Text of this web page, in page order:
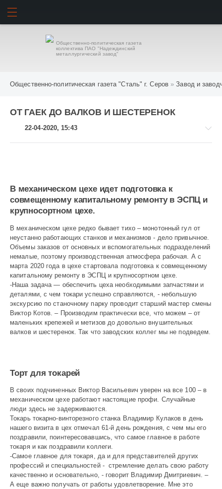
Общественно-политическая газета
коллектива ПАО "Надеждинский
металлургический завод"
Общественно-политическая газета "Сталь" г. Серов »Завод и
ОТ ГАЕК ДО ВАЛКОВ И ШЕСТЕРЕНОК
22-04-2020, 15:43
и
заводчане
1
В механическом цехе идет подготовка к
совмещенному капитальному ремонту в ЭСПЦ и
крупносортном цехе.
В механическом цехе редко бывает тихо – монотонный гул от
неустанно работающих станков и механизмов - дело привычное.
Объемы заказов от основных и вспомогательных подразделений
немалые, поэтому производственная атмосфера рабочая. А с
марта 2020 года в цехе стартовала подготовка к совмещенному
капитальному ремонту в ЭСПЦ и крупносортном цехе.
-Наша задача — обеспечить цеха необходимыми запчастями и
деталями, с чем токари успешно справляются, - небольшую
экскурсию по станочному парку проводит старший мастер смены
Виктор Котов. – Производим практически все, что можем – от
маленьких крепежей и метизов до довольно внушительных
валков и шестеренок. Так что заводских коллег мы не подведем.
Торт для токарей
В своих подчиненных Виктор Васильевич уверен на все 100 – в
механическом цехе работают настоящие профи. Случайные
люди здесь не задерживаются.
Токарь токарно-винторезного станка Владимир Кулаков в день
нашего визита в цех отмечал 61-й день рождения, с чем мы его
поздравили, поинтересовавшись, что самое главное в работе
токаря и как поздравили коллеги.
-Самое главное для токаря, да и для представителей других
профессий и специальностей - стремление делать свою работу
качественно и основательно, - говорит Владимир Дмитриевич. –
А еще важно получать от работы удовлетворение. Мне это